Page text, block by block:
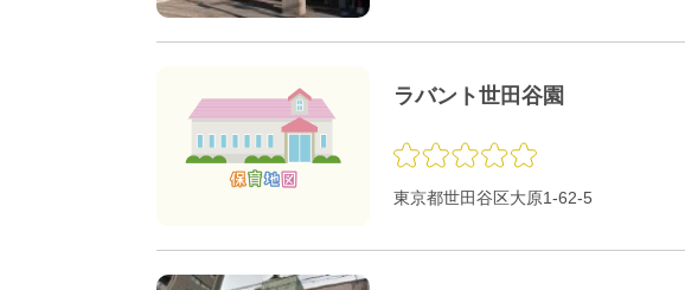
ラバント世田谷園
東京都世田谷区大原1-62-5